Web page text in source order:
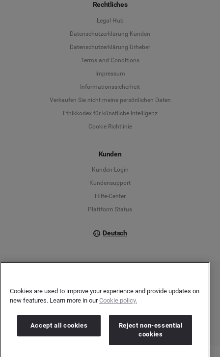
Rechtliches
Legal Hub
Datenschutzerklärung Kunden
Datenschutzerklärung Urheber
Terms and Conditions
Impressum
Informationssicherheit
Verkaufen Sie nicht meine persönlichen Daten
Ethikkodex für künstliche Intelligenz
Cookie Richtlinie
Kunden
Kunden-Login
Kundensupport
Hilfe-Center
Plattform Status
Deutsch
Deutsch
English
60549 Frankfurt/Main
Registergericht: Amtsgericht Frankfurt am Main | Registernummer: HRB 138083 |
Umsatzsteuer-Identifikationsnummer: DE278408482
Cookies are used to improve your experience and provide updates on
new features. Learn more in ourCookie policy.
Accept all cookies
Reject non-essential
cookies